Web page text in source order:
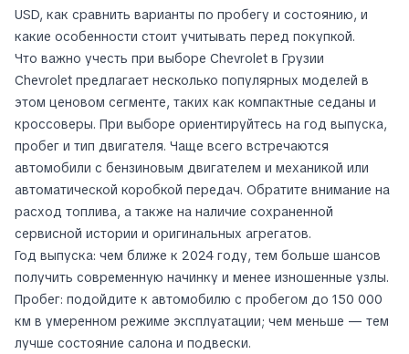
USD, как сравнить варианты по пробегу и состоянию, и
какие особенности стоит учитывать перед покупкой.
Что важно учесть при выборе Chevrolet в Грузии
Chevrolet предлагает несколько популярных моделей в
этом ценовом сегменте, таких как компактные седаны и
кроссоверы. При выборе ориентируйтесь на год выпуска,
пробег и тип двигателя. Чаще всего встречаются
автомобили с бензиновым двигателем и механикой или
автоматической коробкой передач. Обратите внимание на
расход топлива, а также на наличие сохраненной
сервисной истории и оригинальных агрегатов.
Год выпуска: чем ближе к 2024 году, тем больше шансов
получить современную начинку и менее изношенные узлы.
Пробег: подойдите к автомобилю с пробегом до 150 000
км в умеренном режиме эксплуатации; чем меньше — тем
лучше состояние салона и подвески.